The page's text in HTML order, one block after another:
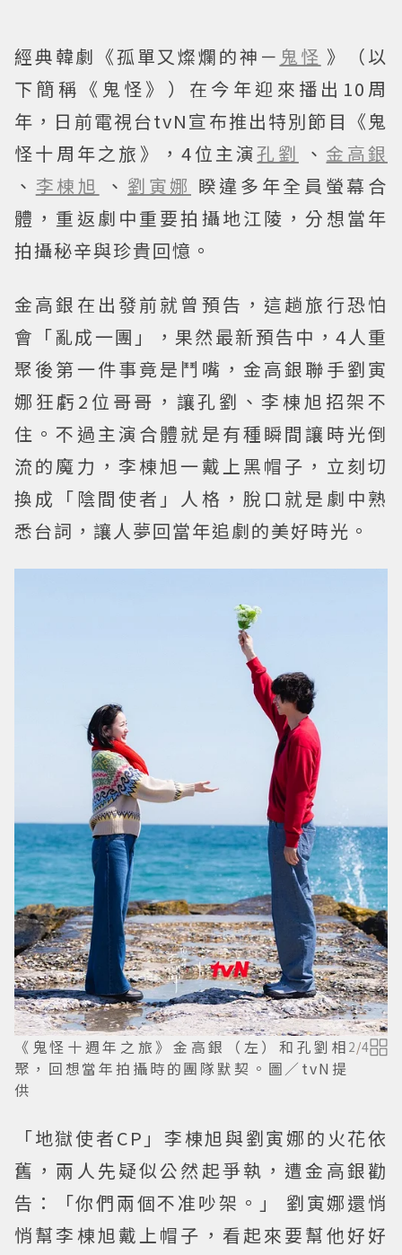
經典韓劇《孤單又燦爛的神－ 鬼怪 》（以
下簡稱《鬼怪》）在今年迎來播出10周
年，日前電視台tvN宣布推出特別節目《鬼
怪十周年之旅》，4位主演孔劉 、 金高銀
、 李棟旭 、 劉寅娜 睽違多年全員螢幕合
體，重返劇中重要拍攝地江陵，分想當年
拍攝秘辛與珍貴回憶。
金高銀在出發前就曾預告，這趟旅行恐怕
會「亂成一團」，果然最新預告中，4人重
聚後第一件事竟是鬥嘴，金高銀聯手劉寅
娜狂虧2位哥哥，讓孔劉、李棟旭招架不
住。不過主演合體就是有種瞬間讓時光倒
流的魔力，李棟旭一戴上黑帽子，立刻切
換成「陰間使者」人格，脫口就是劇中熟
悉台詞，讓人夢回當年追劇的美好時光。
《鬼怪十週年之旅》金高銀（左）和孔劉相
聚，回想當年拍攝時的團隊默契。圖／tvN提
供
2/4
「地獄使者CP」李棟旭與劉寅娜的火花依
舊，兩人先疑似公然起爭執，遭金高銀勸
告：「你們兩個不准吵架。」 劉寅娜還悄
悄幫李棟旭戴上帽子，看起來要幫他好好